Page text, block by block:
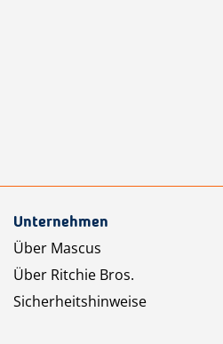
Unternehmen
Über Mascus
Über Ritchie Bros.
Sicherheitshinweise